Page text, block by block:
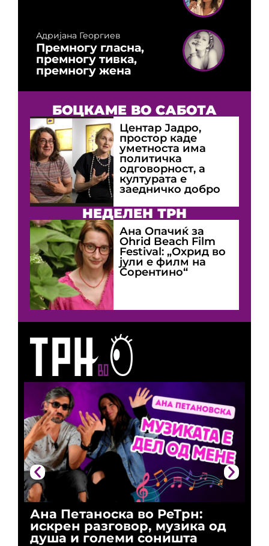
Ана Петаноска во РеТрн:
искрен разговор, музика од
душа и големи соништа
Адријана Георгиев
Премногу гласна,
премногу тивка,
премногу жена
БОЦКАМЕ ВО САБОТА
Центар Јадро,
простор каде
уметноста има
политичка
одговорност, а
културата е
заедничко добро
НЕДЕЛЕН ТРН
Ана Опачиќ за
Оhrid Beach Film
Festival: „Охрид во
јули е филм на
Сорентино“